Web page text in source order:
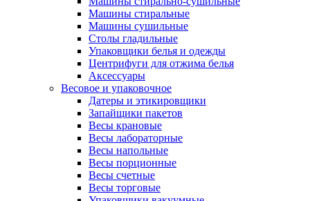
Машины стиральные
Машины сушильные
Столы гладильные
Упаковщики белья и одежды
Центрифуги для отжима белья
Аксессуары
Весовое и упаковочное
Датеры и этикировщики
Запайщики пакетов
Весы крановые
Весы лабораторные
Весы напольные
Весы порционные
Весы счетные
Весы торговые